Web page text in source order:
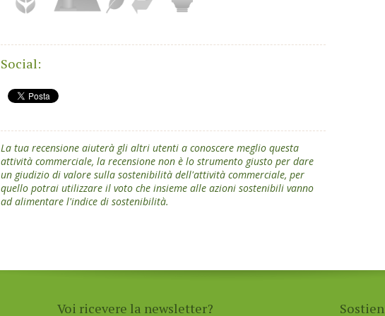
Social:
La tua recensione aiuterà gli altri utenti a conoscere meglio questa
attività commerciale, la recensione non è lo strumento giusto per dare
un giudizio di valore sulla sostenibilità dell'attività commerciale, per
quello potrai utilizzare il voto che insieme alle azioni sostenibili vanno
ad alimentare l'indice di sostenibilità.
Voi ricevere la newsletter?